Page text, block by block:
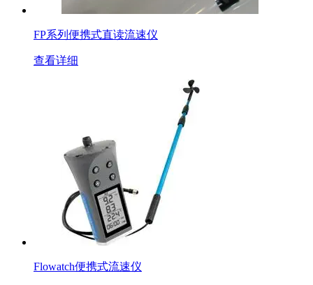
FP系列便携式直读流速仪
查看详细
Flowatch便携式流速仪